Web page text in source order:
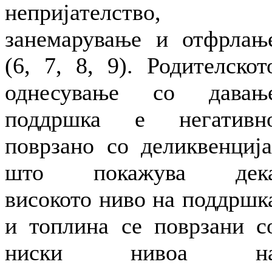
непријателство,
занемарување и
(6, 7, 8, 9).
однесување со
поддршка е
поврзано со
што покажува
високото ниво на
и топлина се поврзани
ниски нивоа